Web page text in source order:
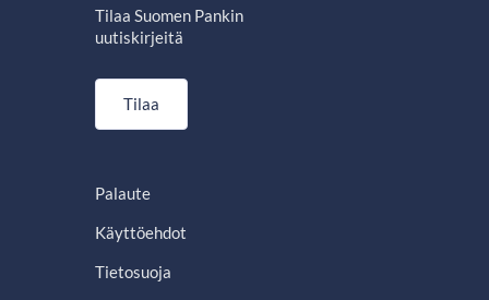
Tilaa Suomen Pankin
uutiskirjeitä
Tilaa
Palaute
Käyttöehdot
Tietosuoja